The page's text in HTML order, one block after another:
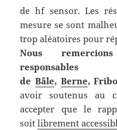
de hf sensor. Les
mesure se sont
trop aléatoires pour
Nous
deBâle, Berne,
avoir soutenus au
accepter que le
soitlibrement